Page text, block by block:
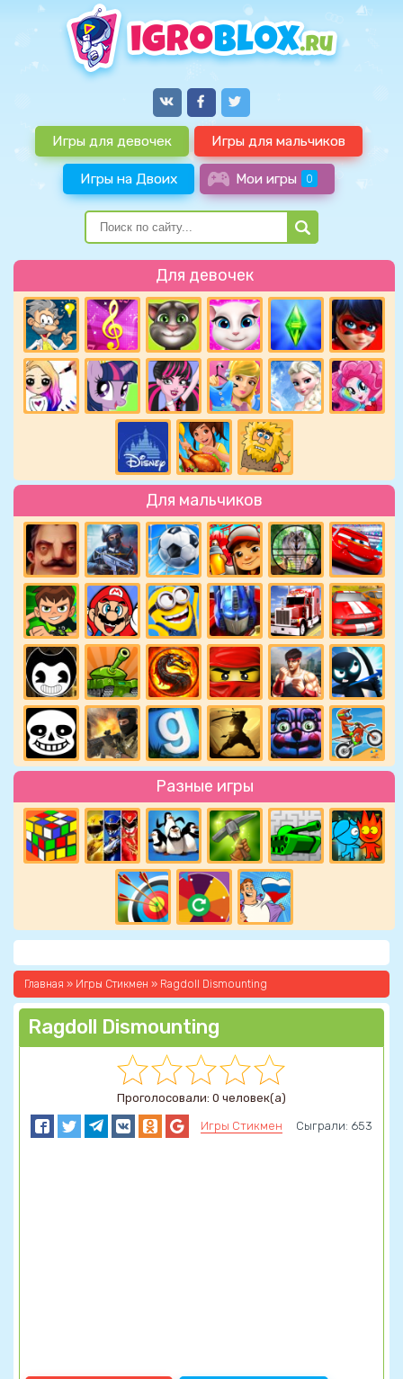
Игры для девочек Игры для мальчиков
Игры на Двоих Мои игры 0
Для девочек
Для мальчиков
Разные игры
Главная » Игры Стикмен » Ragdoll Dismounting
Ragdoll Dismounting
Проголосовали: 0 человек(а)
Игры Стикмен Сыграли: 653